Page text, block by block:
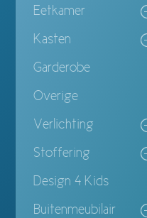
Eetkamer
Kasten
Garderobe
Overige
Verlichting
Stoffering
Design 4 Kids
Buitenmeubilair